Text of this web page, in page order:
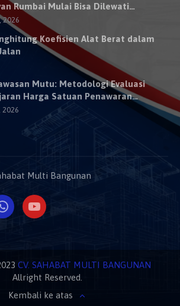
Rumbai Mulai Bisa Dilewati
Besok
2026
Koefisien Alat Berat dalam
Mutu: Metodologi Evaluasi
Harga Satuan Penawaran
2026
Multi Bangunan
CV. SAHABAT MULTI BANGUNAN
Allright Reserved.
Kembali ke atas